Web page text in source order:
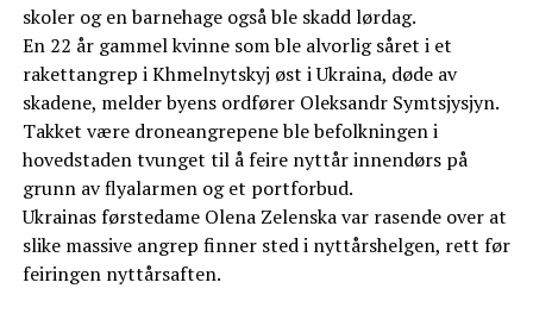
skoler og en barnehage også ble skadd lørdag.
En 22 år gammel kvinne som ble alvorlig såret i et
rakettangrep i Khmelnytskyj øst i Ukraina, døde av
skadene, melder byens ordfører Oleksandr Symtsjysjyn.
Takket være droneangrepene ble befolkningen i
hovedstaden tvunget til å feire nyttår innendørs på
grunn av flyalarmen og et portforbud.
Ukrainas førstedame Olena Zelenska var rasende over at
slike massive angrep finner sted i nyttårshelgen, rett før
feiringen nyttårsaften.